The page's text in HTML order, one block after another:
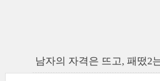
남자의 자격은 뜨고, 패떴2